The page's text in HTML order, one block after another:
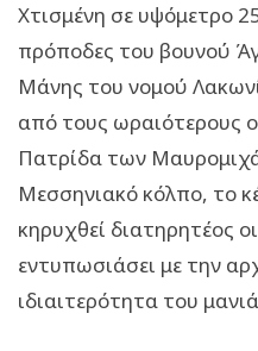
Xτισμένη σε υψόμετρο
πρόποδες του βουνού
Μάνης του νομού
από τους ωραιότερους
Πατρίδα των
Μεσσηνιακό κόλπο, το
κηρυχθεί διατηρητέος
εντυπωσιάσει με την
ιδιαιτερότητα του